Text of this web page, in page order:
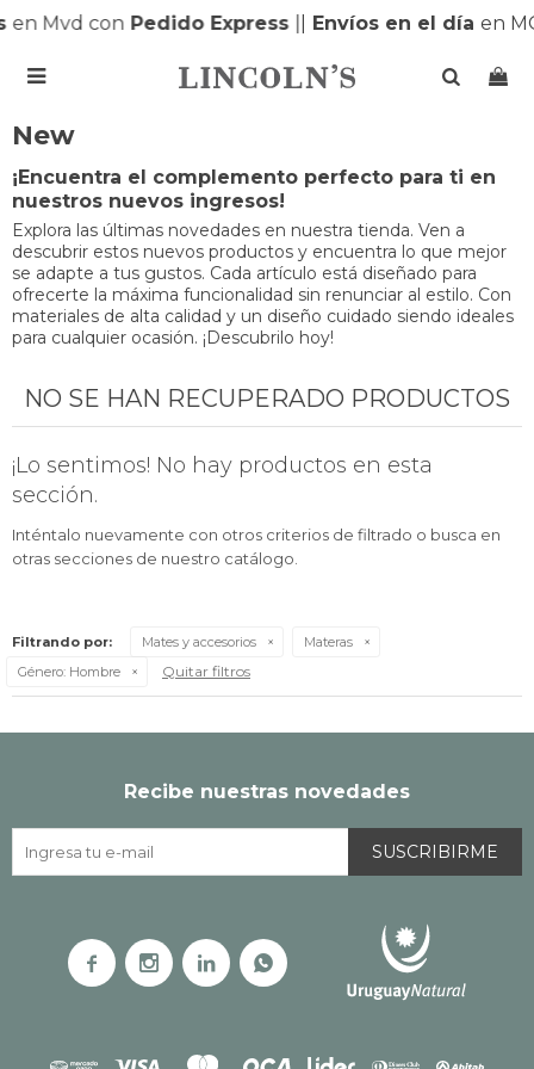
en Mvd conPedido Express Envíos en el día en

New
¡Encuentra el complemento perfecto para ti en
nuestros nuevos ingresos!
Explora las últimas novedades en nuestra tienda. Ven a
descubrir estos nuevos productos y encuentra lo que mejor
se adapte a tus gustos. Cada artículo está diseñado para
ofrecerte la máxima funcionalidad sin renunciar al estilo. Con
materiales de alta calidad y un diseño cuidado siendo ideales
para cualquier ocasión. ¡Descubrilo hoy!
NO SE HAN RECUPERADO PRODUCTOS
¡Lo sentimos! No hay productos en esta
sección.
Inténtalo nuevamente con otros criterios de filtrado o busca en
otras secciones de nuestro catálogo.
Filtrando por: Mates y accesorios
Materas
Género: Hombre Quitar filtros
Recibe nuestras novedades
SUSCRIBIRME
   